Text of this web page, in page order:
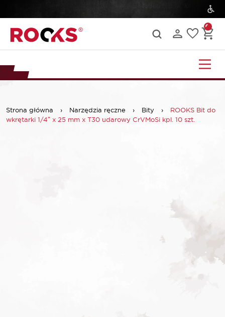
Strona główna › Narzędzia ręczne › Bity ›
ROOKS Bit do
wkrętarki 1/4″ x 25 mm x T30 udarowy CrVMoSi kpl. 10 szt.